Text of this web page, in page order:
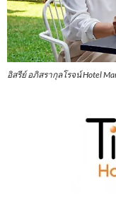
อิสรีย์ อภิสรากุลโรจน์ Hotel